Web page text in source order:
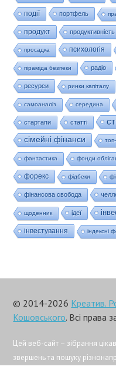
події портфель
продукт продуктивність
просадка психологія
піраміда безпеки радіо
ресурси ринки капіталу
самоаналіз середина
стартапи статті
сімейні фінанси топ-
фантастика фонди
форекс фідбеки
фінансова свобода
щоденник ідеї
інвестування індексні
© 2014-2026 Креатив.
Кошовського. Всі права
Цей веб-сайт – зібрання
звершень та пошуку